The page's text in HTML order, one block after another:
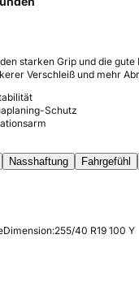
starken Grip und die
Verschleiß und mehr
Schutz
Nasshaftung Fahrgefühl
Dimension:255/40 R19 100 Y